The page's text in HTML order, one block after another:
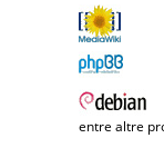
entre altre